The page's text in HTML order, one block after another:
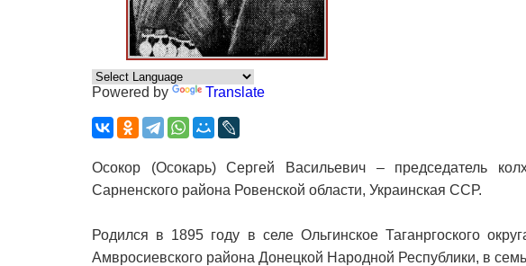
Powered by Translate
Осокор (Осокарь) Сергей Васильевич – председатель
Сарненского района Ровенской области, Украинская ССР.
Родился в 1895 году в селе Ольгинское Таганргоского
Амвросиевского района Донецкой Народной Республики, в